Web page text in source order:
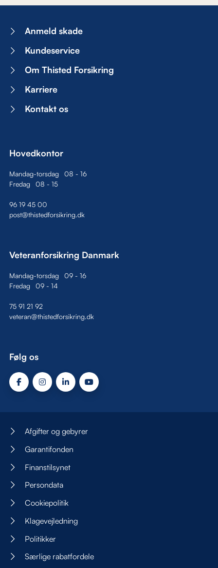
Anmeld skade
Kundeservice
Om Thisted Forsikring
Karriere
Kontakt os
Hovedkontor
Mandag-torsdag 08 - 16
Fredag
08 - 15
96 19 45 00
post@thistedforsikring.dk
Veteranforsikring Danmark
Mandag-torsdag 09- 16
Fredag
09- 14
75 91 21 92
veteran@thistedforsikring.dk
Følg os
Afgifter og gebyrer
Garantifonden
Finanstilsynet
Persondata
Cookiepolitik
Klagevejledning
Politikker
Særlige rabatfordele